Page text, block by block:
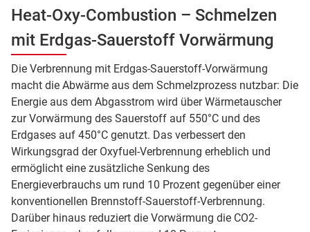
Heat-Oxy-Combustion – Schmelzen
mit Erdgas-Sauerstoff Vorwärmung
Die Verbrennung mit Erdgas-Sauerstoff-Vorwärmung
macht die Abwärme aus dem Schmelzprozess nutzbar: Die
Energie aus dem Abgasstrom wird über Wärmetauscher
zur Vorwärmung des Sauerstoff auf 550°C und des
Erdgases auf 450°C genutzt. Das verbessert den
Wirkungsgrad der Oxyfuel-Verbrennung erheblich und
ermöglicht eine zusätzliche Senkung des
Energieverbrauchs um rund 10 Prozent gegenüber einer
konventionellen Brennstoff-Sauerstoff-Verbrennung.
Darüber hinaus reduziert die Vorwärmung die CO2-